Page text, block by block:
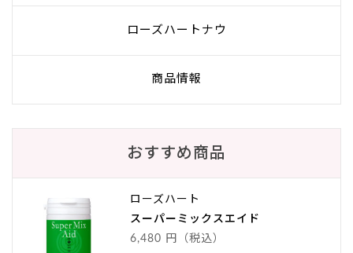
ローズハートナウ
商品情報
おすすめ商品
ローズハート
スーパーミックスエイド
6,480 円（税込）